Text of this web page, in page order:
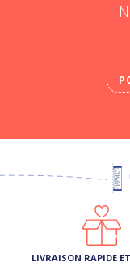
LIVRAISON RAPIDE